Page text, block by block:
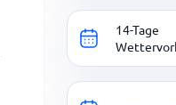
14-Tage